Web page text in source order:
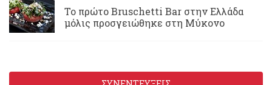
Το πρώτο Bruschetti Bar στην Ελλάδα
μόλις προσγειώθηκε στη Μύκονο